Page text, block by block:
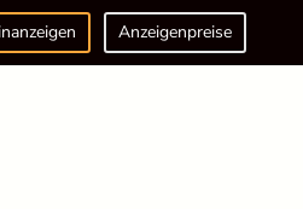
Anzeigenpreise